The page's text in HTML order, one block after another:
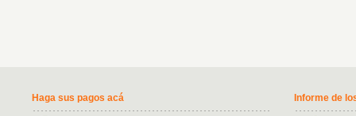
Haga sus pagos acá Informe de